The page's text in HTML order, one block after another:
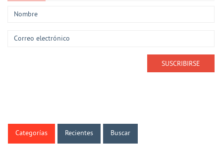
Categorías Recientes Buscar